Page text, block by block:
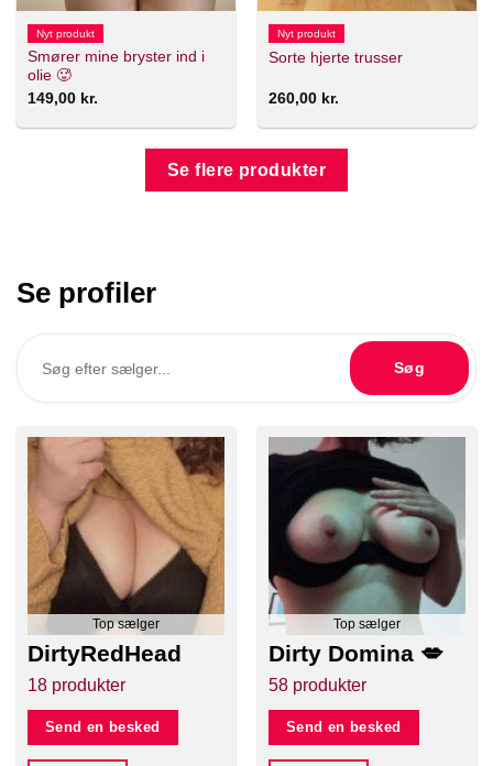
Nyt produkt
Smører mine bryster ind i
olie 🥵
149,00 kr.
Nyt produkt
Sorte hjerte trusser
260,00 kr.
Se flere produkter
Se profiler
Søg
Top sælger
DirtyRedHead
18 produkter
Send en besked
Top sælger
Dirty Domina 💋
58 produkter
Send en besked